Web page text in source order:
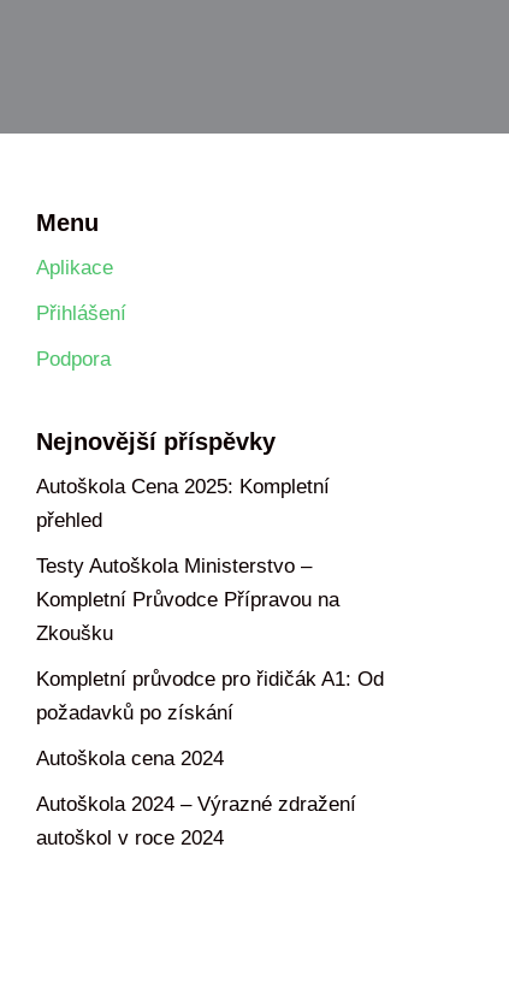
Menu
Aplikace
Přihlášení
Podpora
Nejnovější příspěvky
Autoškola Cena 2025: Kompletní
přehled
Testy Autoškola Ministerstvo –
Kompletní Průvodce Přípravou na
Zkoušku
Kompletní průvodce pro řidičák A1: Od
požadavků po získání
Autoškola cena 2024
Autoškola 2024 – Výrazné zdražení
autoškol v roce 2024